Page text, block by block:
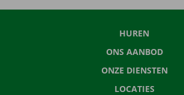
HUREN
ONS AANBOD
ONZE DIENSTEN
LOCATIES